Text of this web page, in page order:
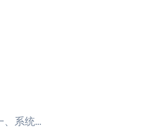
、系统…